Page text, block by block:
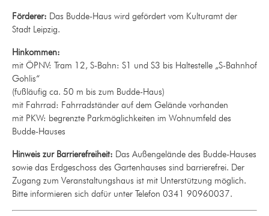
Förderer: Das Budde-Haus wird gefördert vom Kulturamt der
Stadt Leipzig.
Hinkommen:
mit ÖPNV: Tram 12, S-Bahn: S1 und S3 bis Haltestelle „S-Bahnhof
Gohlis“
(fußläufig ca. 50 m bis zum Budde-Haus)
mit Fahrrad: Fahrradständer auf dem Gelände vorhanden
mit PKW: begrenzte Parkmöglichkeiten im Wohnumfeld des
Budde-Hauses
Hinweis zur Barrierefreiheit: Das Außengelände des Budde-Hauses
sowie das Erdgeschoss des Gartenhauses sind barrierefrei. Der
Zugang zum Veranstaltungshaus ist mit Unterstützung möglich.
Bitte informieren sich dafür unter Telefon 0341 90960037.